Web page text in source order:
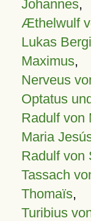
Johannes,
Æthelwulf
Lukas
Maximus,
Nerveus
Optatus
Radulf von
Maria
Radulf von
Tassach
Thomaïs,
Turibius